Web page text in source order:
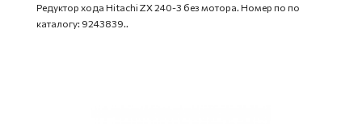
Редуктор хода Hitachi ZX 240-3 без мотора. Номер по по
каталогу: 9243839..